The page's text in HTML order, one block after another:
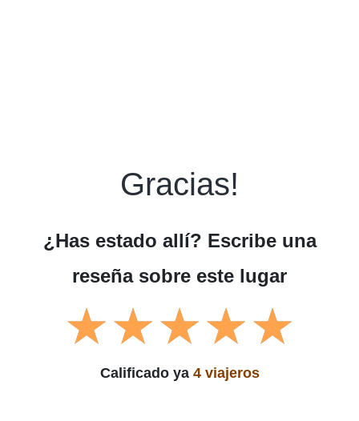
Gracias!
¿Has estado allí? Escribe una
reseña sobre este lugar
Calificado ya 4 viajeros